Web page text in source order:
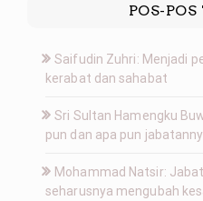
POS-
Saifudin Zuhri: Menjadi
kerabat dan sahabat
Sri Sultan Hamengku
pun dan apa pun
Mohammad Natsir:
seharusnya mengubah